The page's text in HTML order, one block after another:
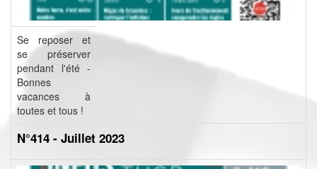
Se reposer et
se préserver
pendant l'été -
Bonnes
vacances à
toutes et tous !
N°414 - Juillet 2023